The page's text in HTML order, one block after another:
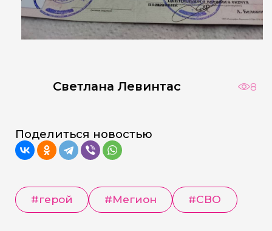
Светлана Левинтас 8
Поделиться новостью
#герой #Мегион #СВО